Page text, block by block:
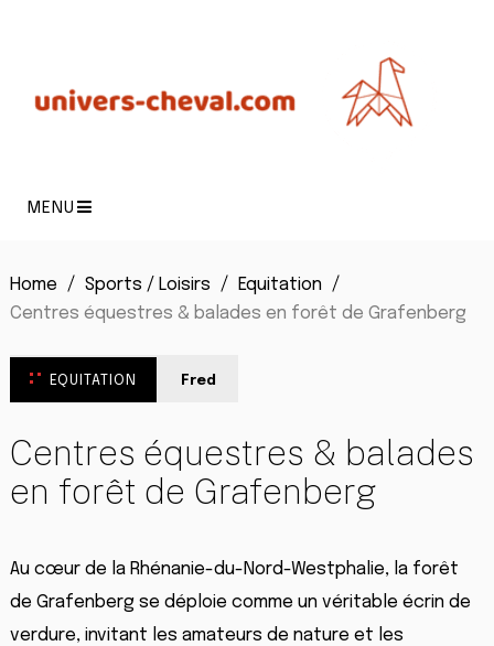
MENU
Home Sports / Loisirs
Equitation
Centres équestres & balades en forêt de Grafenberg
EQUITATION Fred
Centres équestres & balades
en forêt de Grafenberg
Au cœur de la Rhénanie-du-Nord-Westphalie, la forêt
de Grafenberg se déploie comme un véritable écrin de
verdure, invitant les amateurs de nature et les